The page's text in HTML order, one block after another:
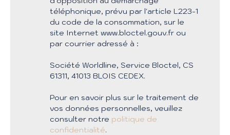
téléphonique, prévu par l'article L223-1
du code de la consommation, sur le
site Internet www.bloctel.gouv.fr ou
par courrier adressé à :
Société Worldline, Service Bloctel, CS
61311, 41013 BLOIS CEDEX.
Pour en savoir plus sur le traitement de
vos données personnelles, veuillez
consulter notre politique de
confidentialité.